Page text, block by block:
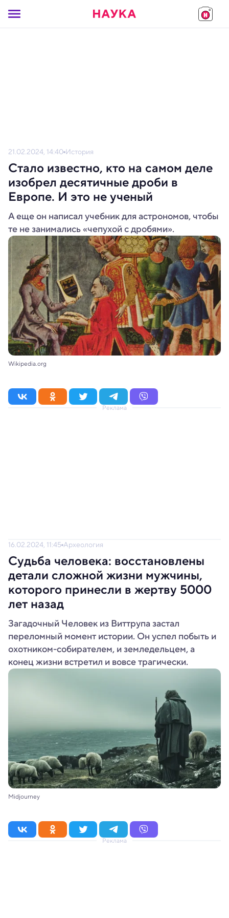
21.02.2024, 14:40 История
Стало известно, кто на самом деле
изобрел десятичные дроби в
Европе. И это не ученый
А еще он написал учебник для астрономов, чтобы
те не занимались «чепухой с дробями».
Wikipedia.org
Реклама
16.02.2024, 11:45 Археология
Судьба человека: восстановлены
детали сложной жизни мужчины,
которого принесли в жертву 5000
лет назад
Загадочный Человек из Виттрупа застал
переломный момент истории. Он успел побыть и
охотником-собирателем, и земледельцем, а
конец жизни встретил и вовсе трагически.
Midjourney
Реклама